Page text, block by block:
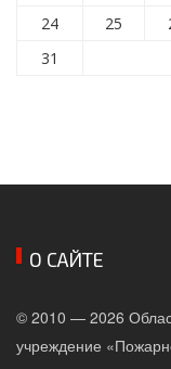
24 25
31
О САЙТЕ
© 2010 — 2026
учреждение